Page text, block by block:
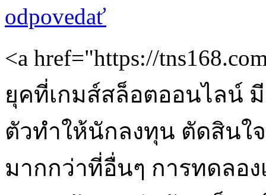
odpovedať
<a href="https://
ยุคที่เกมส์สล็อตออนไลน์
ตัวทำให้นักลงทุน ตัดสินใ
มากกว่าที่อื่นๆ การทดลอ